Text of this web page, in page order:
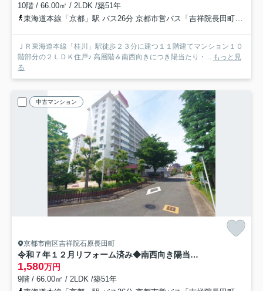
10階 / 66.00㎡ / 2LDK /築51年
東海道本線「京都」駅 バス26分 京都市営バス「吉祥院長田町」 停歩3分
ＪＲ東海道本線「桂川」駅徒歩２３分に建つ１１階建てマンション１０
階部分の２ＬＤＫ住戸♪ 高層階＆南西向きにつき陽当たり・...
もっと見
る
中古マンション
京都市南区吉祥院石原長田町
令和７年１２月リフォーム済み◆南西向き陽当たり良好２ＬＤＫ◆桂川ハイツ２号館
1,580万円
9階 / 66.00㎡ / 2LDK /築51年